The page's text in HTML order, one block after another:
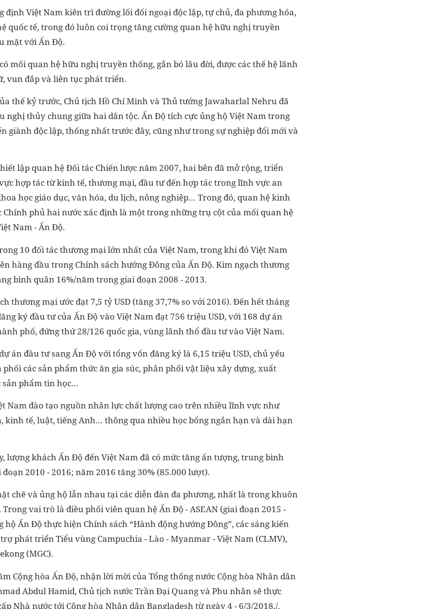
định Việt Nam kiên trì đường lối đối ngoại độc lập, tự chủ, đa phương hóa,
quốc tế, trong đó luôn coi trọng tăng cường quan hệ hữu nghị truyền
mặt với Ấn Độ.
mối quan hệ hữu nghị truyền thống, gắn bó lâu đời, được các thế hệ lãnh
vun đắp và liên tục phát triển.
thế kỷ trước, Chủ tịch Hồ Chí Minh và Thủ tướng Jawaharlal Nehru đã
nghị thủy chung giữa hai dân tộc. Ấn Độ tích cực ủng hộ Việt Nam trong
giành độc lập, thống nhất trước đây, cũng như trong sự nghiệp đổi mới và
lập quan hệ Đối tác Chiến lược năm 2007, hai bên đã mở rộng, triển
hợp tác từ kinh tế, thương mại, đầu tư đến hợp tác trong lĩnh vực an
học giáo dục, văn hóa, du lịch, nông nghiệp… Trong đó, quan hệ kinh
Chính phủ hai nước xác định là một trong những trụ cột của mối quan hệ
Nam - Ấn Độ.
10 đối tác thương mại lớn nhất của Việt Nam, trong khi đó Việt Nam
hàng đầu trong Chính sách hướng Đông của Ấn Độ. Kim ngạch thương
bình quân 16%/năm trong giai đoạn 2008 - 2013.
thương mại ước đạt 7,5 tỷ USD (tăng 37,7% so với 2016). Đến hết tháng
ký đầu tư của Ấn Độ vào Việt Nam đạt 756 triệu USD, với 168 dự án
phố, đứng thứ 28/126 quốc gia, vùng lãnh thổ đầu tư vào Việt Nam.
án đầu tư sang Ấn Độ với tổng vốn đăng ký là 6,15 triệu USD, chủ yếu
các sản phẩm thức ăn gia súc, phân phối vật liệu xây dựng, xuất
sản phẩm tin học…
Nam đào tạo nguồn nhân lực chất lượng cao trên nhiều lĩnh vực như
kinh tế, luật, tiếng Anh… thông qua nhiều học bổng ngắn hạn và dài hạn
lượng khách Ấn Độ đến Việt Nam đã có mức tăng ấn tượng, trung bình
2010 - 2016; năm 2016 tăng 30% (85.000 lượt).
chẽ và ủng hộ lẫn nhau tại các diễn đàn đa phương, nhất là trong khuôn
vai trò là điều phối viên quan hệ Ấn Độ - ASEAN (giai đoạn 2015 -
hộ Ấn Độ thực hiện Chính sách “Hành động hướng Đông”, các sáng kiến
phát triển Tiểu vùng Campuchia - Lào - Myanmar - Việt Nam (CLMV),
(MGC).
Cộng hòa Ấn Độ, nhận lời mời của Tổng thống nước Cộng hòa Nhân dân
Abdul Hamid, Chủ tịch nước Trần Đại Quang và Phu nhân sẽ thực
Nhà nước tới Cộng hòa Nhân dân Bangladesh từ ngày 4 - 6/3/2018./.